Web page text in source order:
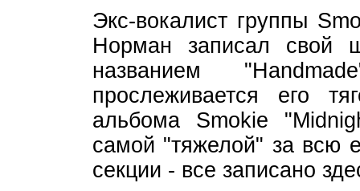
Экс-вокалист группы
Норман записал свой
названием
прослеживается его
альбома Smokie
самой "тяжелой" за всю
секции - все записано